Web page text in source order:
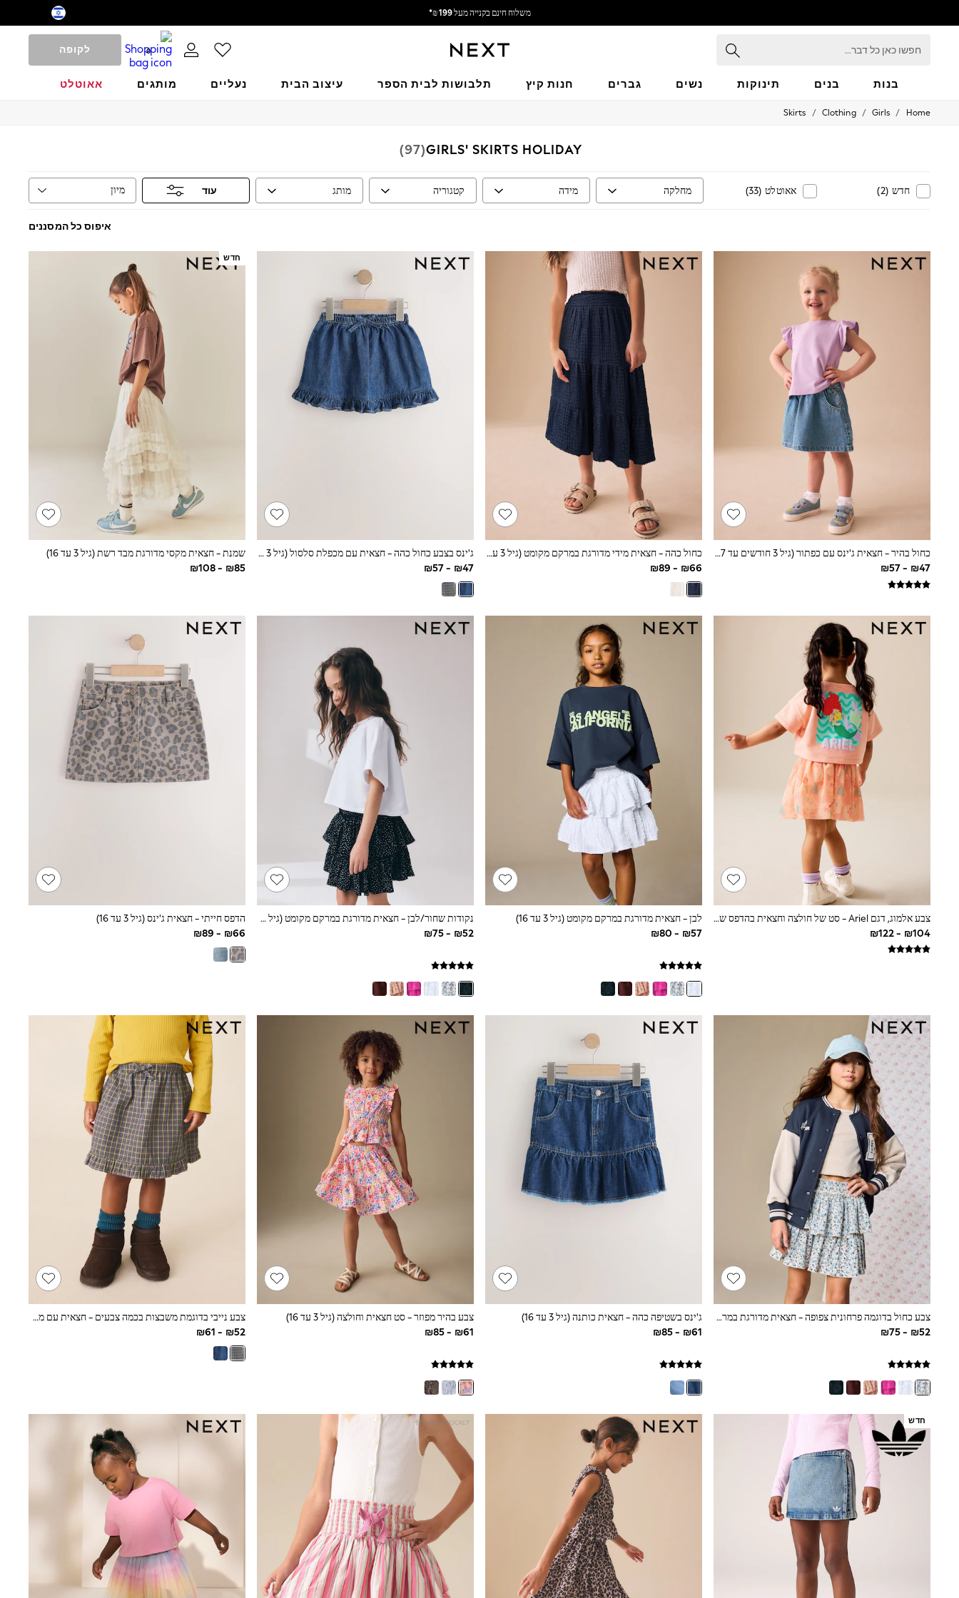
משלוח מבריטניה.
כאן
0 לקופה
בנות בנים תינוקות נשים גברים חנות קיץ תלבושות לבית הספר עיצוב הבית נעליים מותגים אאוטלט
GIRLS
140 - 174cm
152 - 164cm
Bodysuits & Vests
Coats & Jackets
Jumpsuits & Playsuits
Knitwear
Loungewear
Nightwear & Pyjamas
Pants & Leggings
Occasion & Party
Schoolwear
Sets & Outfits
Shirts & Blouses
Shorts & Skirts
Sportswear
Sweatshirts & Hoodies
Swimwear
Tops & T-shirts
Tracksuits
The Pink Edit
Fruit Prints
Holiday Shop
Flower Girl & Bridesmaid Outfits
Toy Story
THE SET
Shop All Footwear
Baby & Toddler
Boots
Half Sizes
School Shoes
Slippers
Sneakers & Pumps
Wide Fit
Wellies
Tops
Dresses
Shorts
Rash Vests
Sun Safe Swimwear
Sun Hats & Caps
Summer Dresses
Occasion and Party Dresses
Floral Dresses
Sequin Dresses
Short Sleeve Dresses
Longsleeve Dresses
100% Cotton Dresses
Gilets
Hooded
Dresses
T-Shirts
Leggings
Pants
Underwear
Footwear
Multipack Leggings
Multipack T-Shirts
Multipack Sleepsuits
Multipack Socks & Tights
Multipack Underwear
All Underwear
New In
Pyjamas
Thermals
Sleepsuits
Socks & Tights
All T-Shirts
Long Sleeve
Short Sleeve
Printed T-Shirts
Plain T-Shirts
Multipacks
Top & Short Sets
Top & Legging Sets
Tracksuits
Shop All
Angel & Rocket
Baker by Ted Baker
Lipsy
River Island
JoJo Maman Bebe
adidas
smALLSAINTS
Shop all
Bluey
Paw Patrol
Lilo & Stitch
Home
/
Girls
/
Clothing
/
Skirts
GIRLS' SKIRTS HOLIDAY
(97)
חדש (
2
) אאוטלט (
33
) מחלקה מידה קטגוריה מותג עוד מיון
איפוס כל המסננים
כחול בהיר - חצאית ג'ינס עם כפתור (גיל 3 חודשים עד 7 שנים)
כחול כהה - חצאית מידי מדורגת במרקם מקומט (גיל 3 עד 16)
ג'ינס בצבע כחול כהה - חצאית עם מכפלת סלסול (גיל 3 חודשים עד 7 שנים)
חדש
שמנת - חצאית מקסי מדורגת מבד רשת (גיל 3 עד 16)
צבע אלמוג, דגם Ariel - סט של חולצה וחצאית בהדפס של Disney (גיל 3 חודשים עד 7 שנים)
לבן - חצאית מדורגת במרקם מקומט (גיל 3 עד 16)
נקודות שחור/לבן - חצאית מדורגת במרקם מקומט (גיל 3 עד 16)
הדפס חייתי - חצאית ג'ינס (גיל 3 עד 16)
צבע כחול בדוגמה פרחונית צפופה - חצאית מדורגת במרקם מקומט (גיל 3 עד 16)
ג'ינס בשטיפה כהה - חצאית כותנה (גיל 3 עד 16)
צבע בהיר מפוזר - סט חצאית וחולצה (גיל 3 עד 16)
צבע נייבי בדוגמת משבצות בכמה צבעים - חצאית עם מכפלת סלסול (גיל 3 חודשים עד 7 שנים)
חדש